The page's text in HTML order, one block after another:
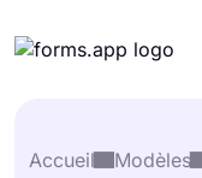
Intégrations
Accueil
Modèles